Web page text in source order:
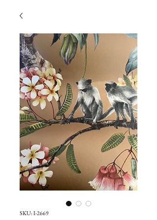
SKU: I-2669